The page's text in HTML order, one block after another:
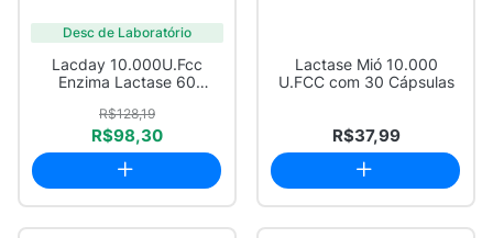
Desc de Laboratório
Lacday 10.000U.Fcc
Enzima Lactase 60
R$128,19
R$98,30
Lactase Mió 10.000
U.FCC com 30 Cápsulas
R$37,99